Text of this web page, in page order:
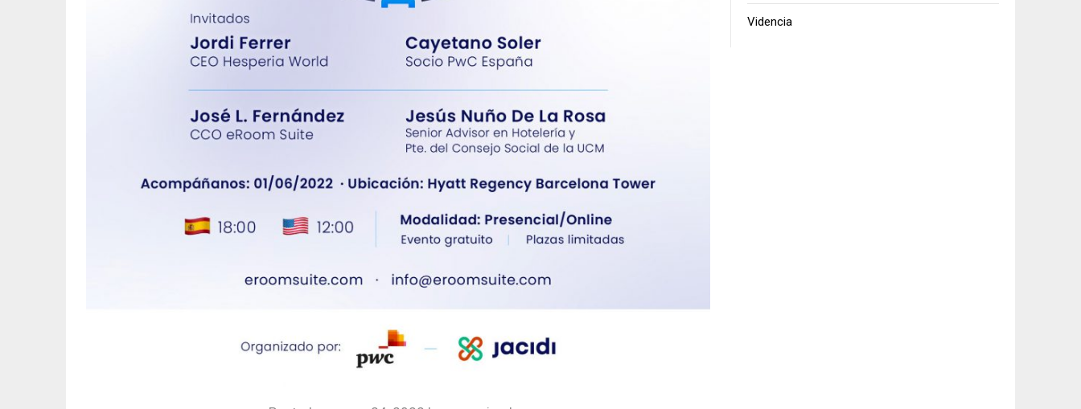
Videncia